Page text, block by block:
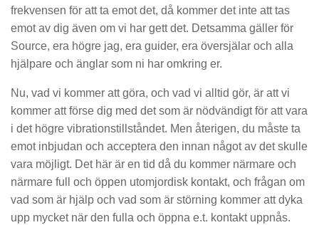
frekvensen för att ta emot det, då kommer det inte att tas
emot av dig även om vi har gett det. Detsamma gäller för
Source, era högre jag, era guider, era översjälar och alla
hjälpare och änglar som ni har omkring er.
Nu, vad vi kommer att göra, och vad vi alltid gör, är att vi
kommer att förse dig med det som är nödvändigt för att vara
i det högre vibrationstillståndet. Men återigen, du måste ta
emot inbjudan och acceptera den innan något av det skulle
vara möjligt. Det här är en tid då du kommer närmare och
närmare full och öppen utomjordisk kontakt, och frågan om
vad som är hjälp och vad som är störning kommer att dyka
upp mycket när den fulla och öppna e.t. kontakt uppnås.